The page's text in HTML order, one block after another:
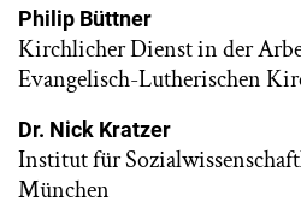
Philip Büttner
Kirchlicher Dienst in der
Evangelisch-Lutherischen
Dr. Nick Kratzer
Institut für
München